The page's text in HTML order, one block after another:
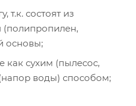
т.к. состоят из
(полипропилен,
основы;
как сухим (пылесос,
воды) способом;